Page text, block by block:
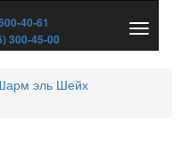
40-61
300-45-00
скрыть
эль Шейх